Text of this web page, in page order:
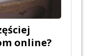
online?